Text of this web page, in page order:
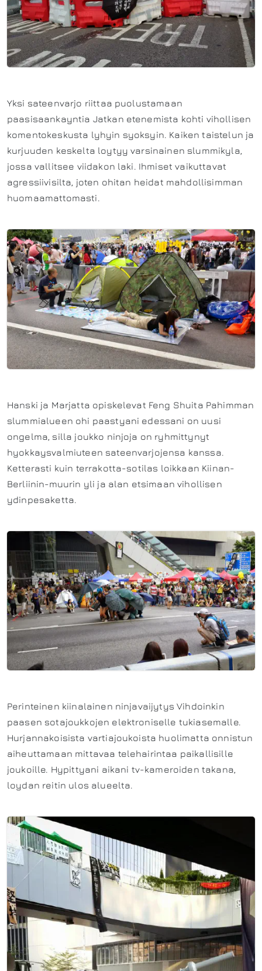
Yksi sateenvarjo riittaa puolustamaan
paasisaankayntia Jatkan etenemista kohti vihollisen
komentokeskusta lyhyin syoksyin. Kaiken taistelun ja
kurjuuden keskelta loytyy varsinainen slummikyla,
jossa vallitsee viidakon laki. Ihmiset vaikuttavat
agressiivisilta, joten ohitan heidat mahdollisimman
huomaamattomasti.
Hanski ja Marjatta opiskelevat Feng Shuita Pahimman
slummialueen ohi paastyani edessani on uusi
ongelma, silla joukko ninjoja on ryhmittynyt
hyokkaysvalmiuteen sateenvarjojensa kanssa.
Ketterasti kuin terrakotta-sotilas loikkaan Kiinan-
Berliinin-muurin yli ja alan etsimaan vihollisen
ydinpesaketta.
Perinteinen kiinalainen ninjavaijytys Vihdoinkin
paasen sotajoukkojen elektroniselle tukiasemalle.
Hurjannakoisista vartiajoukoista huolimatta onnistun
aiheuttamaan mittavaa telehairintaa paikallisille
joukoille. Hypittyani aikani tv-kameroiden takana,
loydan reitin ulos alueelta.